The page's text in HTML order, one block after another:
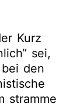
Kurz
sei,
den
stramme